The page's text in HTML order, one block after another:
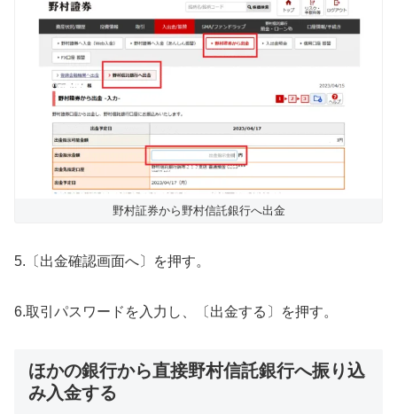
野村証券から野村信託銀行へ出金
5.〔出金確認画面へ〕を押す。
6.取引パスワードを入力し、〔出金する〕を押す。
ほかの銀行から直接野村信託銀行へ振り込
み入金する